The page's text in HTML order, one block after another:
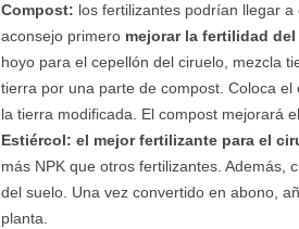
Compost: los fertilizantes podrían llegar
aconsejo primero mejorar la fertilidad
hoyo para el cepellón del ciruelo, mezcla
tierra por una parte de compost. Coloca
la tierra modificada. El compost mejorará
Estiércol: el mejor fertilizante para el
más NPK que otros fertilizantes. Además,
del suelo. Una vez convertido en abono,
planta.